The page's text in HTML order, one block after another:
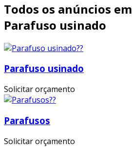
Todos os anúncios em
Parafuso usinado
Parafuso usinado
Solicitar orçamento
Parafusos
Solicitar orçamento